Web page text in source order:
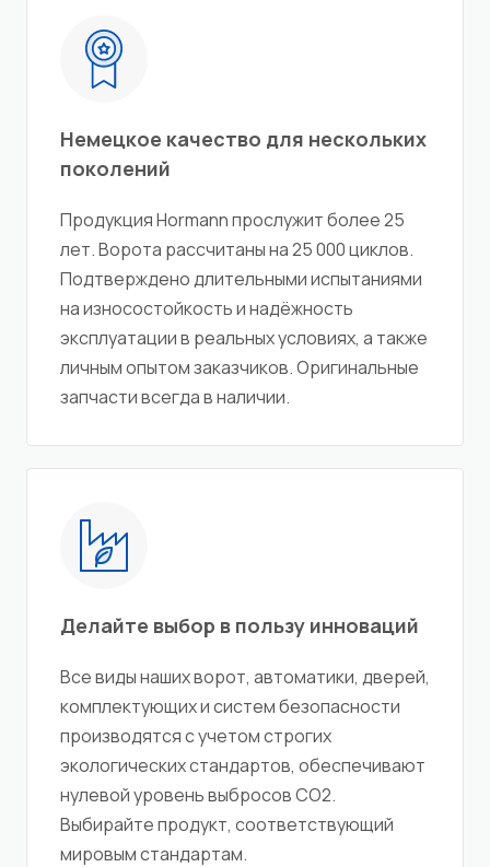
Немецкое качество для нескольких
поколений
Продукция Hormann прослужит более 25
лет. Ворота рассчитаны на 25 000 циклов.
Подтверждено длительными испытаниями
на износостойкость и надёжность
эксплуатации в реальных условиях, а также
личным опытом заказчиков. Оригинальные
запчасти всегда в наличии.
Делайте выбор в пользу инноваций
Все виды наших ворот, автоматики, дверей,
комплектующих и систем безопасности
производятся с учетом строгих
экологических стандартов, обеспечивают
нулевой уровень выбросов CO2.
Выбирайте продукт, соответствующий
мировым стандартам.